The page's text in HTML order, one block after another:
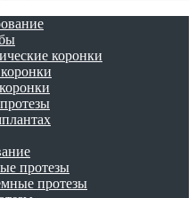
коронки
протезы
протезы